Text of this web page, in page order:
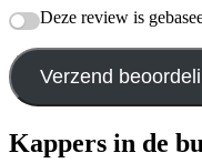
Deze review is
Verzend
Kappers in de